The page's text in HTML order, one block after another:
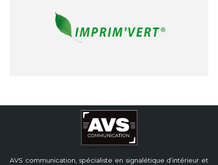
AVS communication, spécialiste en signalétique d’intérieur et